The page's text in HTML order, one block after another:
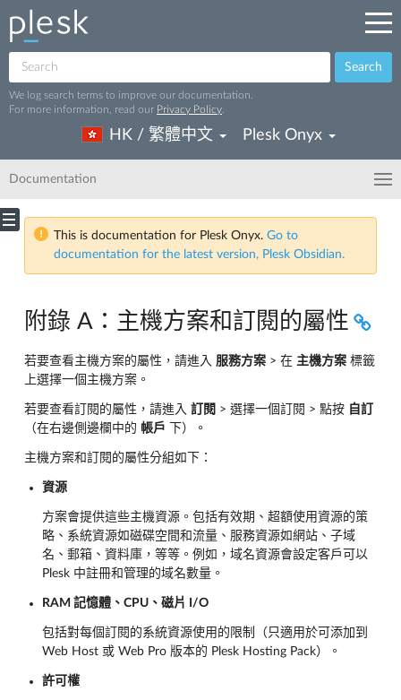
Search
We log search terms to improve our documentation.
For more information, read our Privacy Policy
HK / 繁體中文 Plesk Onyx
Documentation
This is documentation for Plesk Onyx. Go to
documentation for the latest version, Plesk Obsidian.
附錄 A：主機方案和訂閱的屬性
若要查看主機方案的屬性，請進入 服務方案 > 在 主機方案 標籤
上選擇一個主機方案。
若要查看訂閱的屬性，請進入 訂閱 > 選擇一個訂閱 > 點按 自訂
（在右邊側邊欄中的 帳戶 下）。
主機方案和訂閱的屬性分組如下：
資源
方案會提供這些主機資源。包括有效期、超額使用資源的策
略、系統資源如磁碟空間和流量、服務資源如網站、子域
名、郵箱、資料庫，等等。例如，域名資源會設定客戶可以
Plesk 中註冊和管理的域名數量。
RAM 記憶體、CPU、磁片 I/O
包括對每個訂閱的系統資源使用的限制（只適用於可添加到
Web Host 或 Web Pro 版本的 Plesk Hosting Pack）。
許可權